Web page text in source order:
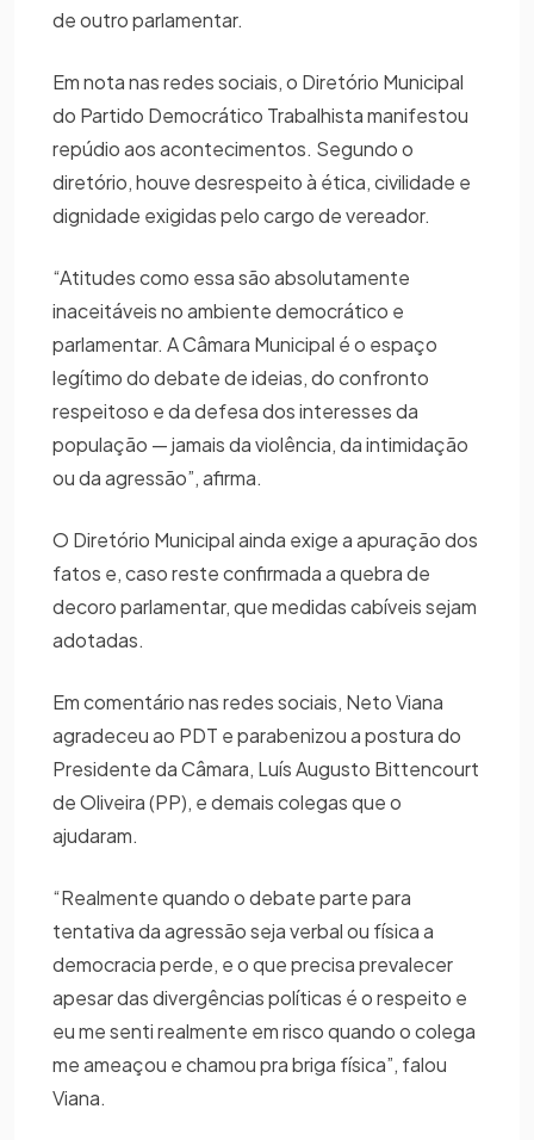
de outro parlamentar.
Em nota nas redes sociais, o Diretório Municipal
do Partido Democrático Trabalhista manifestou
repúdio aos acontecimentos. Segundo o
diretório, houve desrespeito à ética, civilidade e
dignidade exigidas pelo cargo de vereador.
“Atitudes como essa são absolutamente
inaceitáveis no ambiente democrático e
parlamentar. A Câmara Municipal é o espaço
legítimo do debate de ideias, do confronto
respeitoso e da defesa dos interesses da
população — jamais da violência, da intimidação
ou da agressão”, afirma.
O Diretório Municipal ainda exige a apuração dos
fatos e, caso reste confirmada a quebra de
decoro parlamentar, que medidas cabíveis sejam
adotadas.
Em comentário nas redes sociais, Neto Viana
agradeceu ao PDT e parabenizou a postura do
Presidente da Câmara, Luís Augusto Bittencourt
de Oliveira (PP), e demais colegas que o
ajudaram.
“Realmente quando o debate parte para
tentativa da agressão seja verbal ou física a
democracia perde, e o que precisa prevalecer
apesar das divergências políticas é o respeito e
eu me senti realmente em risco quando o colega
me ameaçou e chamou pra briga física”, falou
Viana.